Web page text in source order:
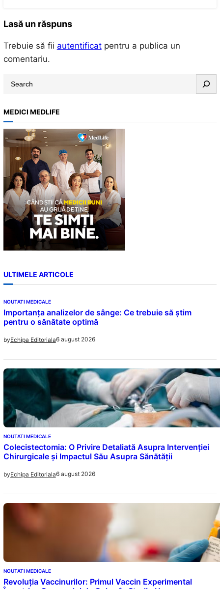
Lasă un răspuns
Trebuie să fii autentificatpentru a publica un
comentariu.
a
r
c
h
MEDICI MEDLIFE
ULTIMELE ARTICOLE
NOUTATI MEDICALE
Importanța analizelor de sânge: Ce trebuie să știm
pentru o sănătate optimă
byEchipa Editoriala6 august 2026
NOUTATI MEDICALE
Colecistectomia: O Privire Detaliată Asupra Intervenției
Chirurgicale și Impactul Său Asupra Sănătății
byEchipa Editoriala6 august 2026
NOUTATI MEDICALE
Revoluția Vaccinurilor: Primul Vaccin Experimental